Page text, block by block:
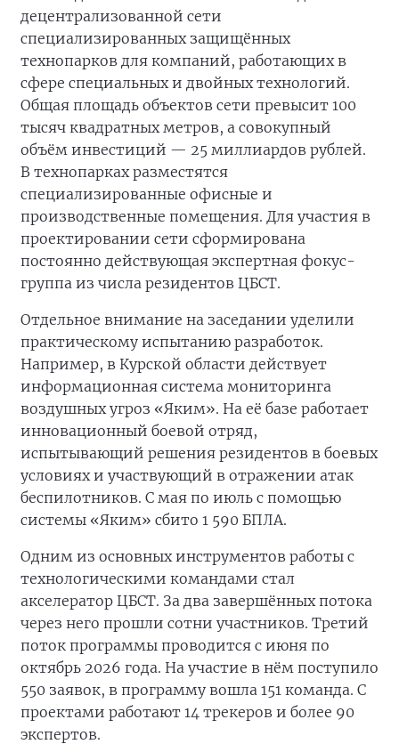
децентрализованной сети
специализированных защищённых
технопарков для компаний, работающих в
сфере специальных и двойных технологий.
Общая площадь объектов сети превысит 100
тысяч квадратных метров, а совокупный
объём инвестиций — 25 миллиардов рублей.
В технопарках разместятся
специализированные офисные и
производственные помещения. Для участия в
проектировании сети сформирована
постоянно действующая экспертная фокус-
группа из числа резидентов ЦБСТ.
Отдельное внимание на заседании уделили
практическому испытанию разработок.
Например, в Курской области действует
информационная система мониторинга
воздушных угроз «Яким». На её базе работает
инновационный боевой отряд,
испытывающий решения резидентов в боевых
условиях и участвующий в отражении атак
беспилотников. С мая по июль с помощью
системы «Яким» сбито 1 590 БПЛА.
Одним из основных инструментов работы с
технологическими командами стал
акселератор ЦБСТ. За два завершённых потока
через него прошли сотни участников. Третий
поток программы проводится с июня по
октябрь 2026 года. На участие в нём поступило
550 заявок, в программу вошла 151 команда. С
проектами работают 14 трекеров и более 90
экспертов.